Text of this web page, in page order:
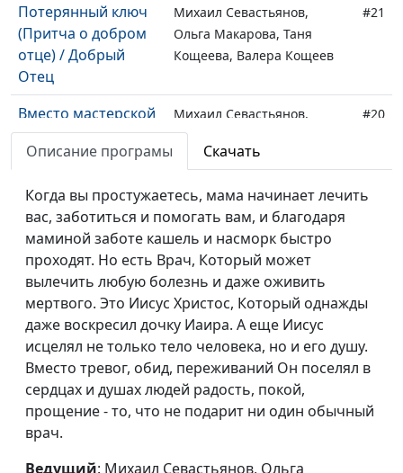
Потерянный ключ
(Притча о добром
отце) / Добрый
Отец
Михаил Севастьянов,
Ольга Макарова, Таня
Кощеева, Валера Кощеев
#21
Вместо мастерской
гараж (Укрощение
бури) / Если ты
Михаил Севастьянов,
Ольга Макарова, Аня
Малышева, Влад Лапшин
#20
Пещера Великана
(Избрание
двенадцати
апостолов) /
Сильнее вместе
Михаил Севастьянов,
Ольга Макарова, Таня
Кощеева, Валера Кощеев
Кошелек без
хозяина
(Искушение Иисуса)
/ Червивое яблоко
искушения
Михаил Севастьянов,
Ольга Макарова, Марат
Мартыканов, Влад Лапшин
Освобождение
Михаил Севастьянов, Аня
Описание програмы Скачать
Когда вы простужаетесь, мама начинает лечить
вас, заботиться и помогать вам, и благодаря
маминой заботе кашель и насморк быстро
проходят. Но есть Врач, Который может
вылечить любую болезнь и даже оживить
мертвого. Это Иисус Христос, Который однажды
даже воскресил дочку Иаира. А еще Иисус
исцелял не только тело человека, но и его душу.
Вместо тревог, обид, переживаний Он поселял в
сердцах и душах людей радость, покой,
прощение - то, что не подарит ни один обычный
врач.
Ведущий: Михаил Севастьянов, Ольга